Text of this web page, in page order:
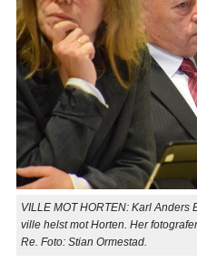
VILLE MOT HORTEN: Karl Anders
ville helst mot Horten. Her
Re. Foto: Stian Ormestad.